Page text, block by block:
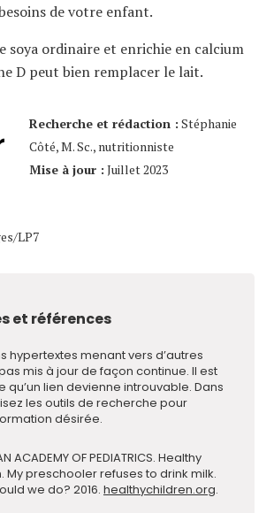
de votre enfant.
soya ordinaire et enrichie en calcium
D peut bien remplacer le lait.
Recherche et rédaction : Stéphanie
Côté, M. Sc., nutritionniste
Mise à jour : Juillet 2023
LP7
et références
hypertextes menant vers d’autres
mis à jour de façon continue. Il est
qu’un lien devienne introuvable. Dans
les outils de recherche pour
désirée.
ACADEMY OF PEDIATRICS. Healthy
My preschooler refuses to drink milk.
we do? 2016. healthychildren.org.